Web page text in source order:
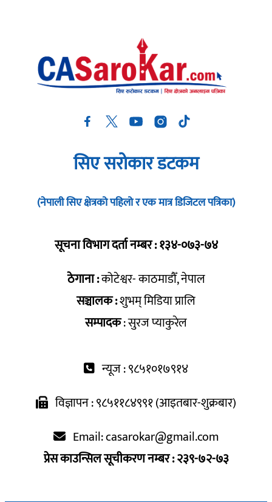
सिए सरोकार डटकम
(नेपाली सिए क्षेत्रको पहिलो र एक मात्र डिजिटल पत्रिका)
सूचना विभाग दर्ता नम्बर : १३४-०७३-७४
ठेगाना :कोटेश्वर- काठमाडौँ, नेपाल
सञ्चालक :शुभम् मिडिया प्रालि
सम्पादक: सुरज प्याकुरेल
न्यूज : ९८५१०१७९१४
विज्ञापन : ९८५११८४९९१ (आइतबार-शुक्रबार)
Email:casarokar@gmail.com
प्रेस काउन्सिल सूचीकरण नम्बर : २३९-७२-७३